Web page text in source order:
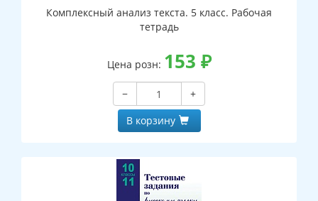
Комплексный анализ текста. 5 класс. Рабочая
тетрадь
Цена розн: 153 ₽
−
+
В корзину